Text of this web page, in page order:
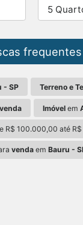
5
frequentes
- SP Terreno e
venda Imóvel em
R$ 100.000,00 até
venda em Bauru -